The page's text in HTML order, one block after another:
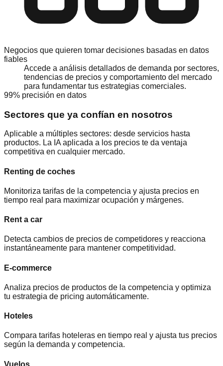
Negocios que quieren tomar decisiones basadas en datos
fiables
Accede a análisis detallados de demanda por sectores,
tendencias de precios y comportamiento del mercado
para fundamentar tus estrategias comerciales.
99% precisión en datos
Sectores que ya confían en nosotros
Aplicable a múltiples sectores: desde servicios hasta
productos. La IA aplicada a los precios te da ventaja
competitiva en cualquier mercado.
Renting de coches
Monitoriza tarifas de la competencia y ajusta precios en
tiempo real para maximizar ocupación y márgenes.
Rent a car
Detecta cambios de precios de competidores y reacciona
instantáneamente para mantener competitividad.
E-commerce
Analiza precios de productos de la competencia y optimiza
tu estrategia de pricing automáticamente.
Hoteles
Compara tarifas hoteleras en tiempo real y ajusta tus precios
según la demanda y competencia.
Vuelos